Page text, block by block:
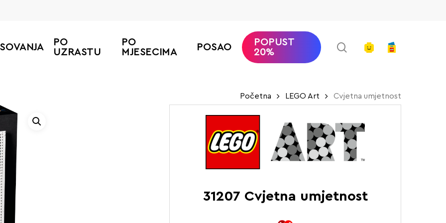
PO
UZRASTU
PO
MJESECIMA
POSAO
POPUST
20%
searchaccount
Početna LEGO Art Cvjetna umjetnost
31207 Cvjetna umjetnost